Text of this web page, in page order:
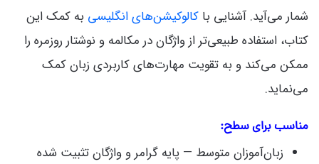
شمار می‌آید. آشنایی با کالوکیشن‌های انگلیسی به کمک این
کتاب، استفاده طبیعی‌تر از واژگان در مکالمه و نوشتار روزمره را
ممکن می‌کند و به تقویت مهارت‌های کاربردی زبان کمک
می‌نماید.
مناسب برای سطح:
زبان‌آموزان متوسط — پایه گرامر و واژگان تثبیت شده